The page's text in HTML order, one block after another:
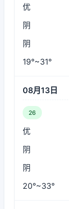
优
阴
阴
19°~31°
08月13日
26
优
阴
阴
20°~33°